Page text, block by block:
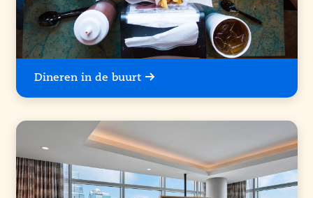
Dineren in de buurt